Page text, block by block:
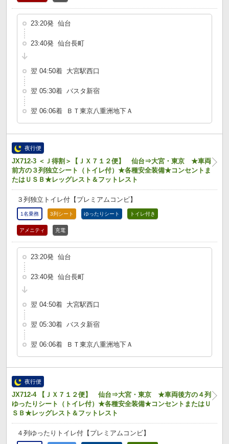
23:20発 仙台
23:40発 仙台長町
翌 04:50着 大宮駅西口
翌 05:30着 バスタ新宿
翌 06:06着 ＢＴ東京八重洲地下Ａ
夜行便
JX712-3 ＜Ｊ得割＞【ＪＸ７１２便】 仙台⇒大宮・東京 ★車両
前方の３列独立シート（トイレ付）★各種安全装備★コンセントま
たはＵＳＢ★レッグレスト＆フットレスト
３列独立トイレ付【プレミアムコンビ】
1名乗務 3列シート ゆったりシート トイレ付き
アメニティ 充電
23:20発 仙台
23:40発 仙台長町
翌 04:50着 大宮駅西口
翌 05:30着 バスタ新宿
翌 06:06着 ＢＴ東京八重洲地下Ａ
夜行便
JX712-4 【ＪＸ７１２便】 仙台⇒大宮・東京 ★車両後方の４列
ゆったりシート（トイレ付）★各種安全装備★コンセントまたはＵ
ＳＢ★レッグレスト＆フットレスト
４列ゆったりトイレ付【プレミアムコンビ】